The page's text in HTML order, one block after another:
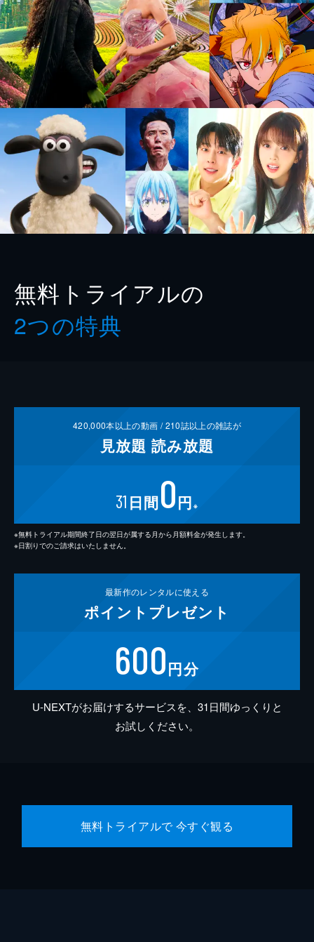
無料トライアルの
2つの特典
420,000本以上の動画 /210誌以上の雑誌が
見放題 読み放題
31 日間0円 ※
※無料トライアル期間終了日の翌日が属する月から月額料金が発生します。
※日割りでのご請求はいたしません。
最新作のレンタルに使える
ポイント プレゼント
600円分
U-NEXTがお届けするサービスを、31日間ゆっくりと
お試しください。
無料トライアルで 今すぐ観る